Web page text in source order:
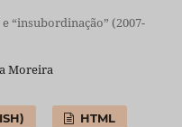
“insubordinação” (2007-
Moreira
HTML